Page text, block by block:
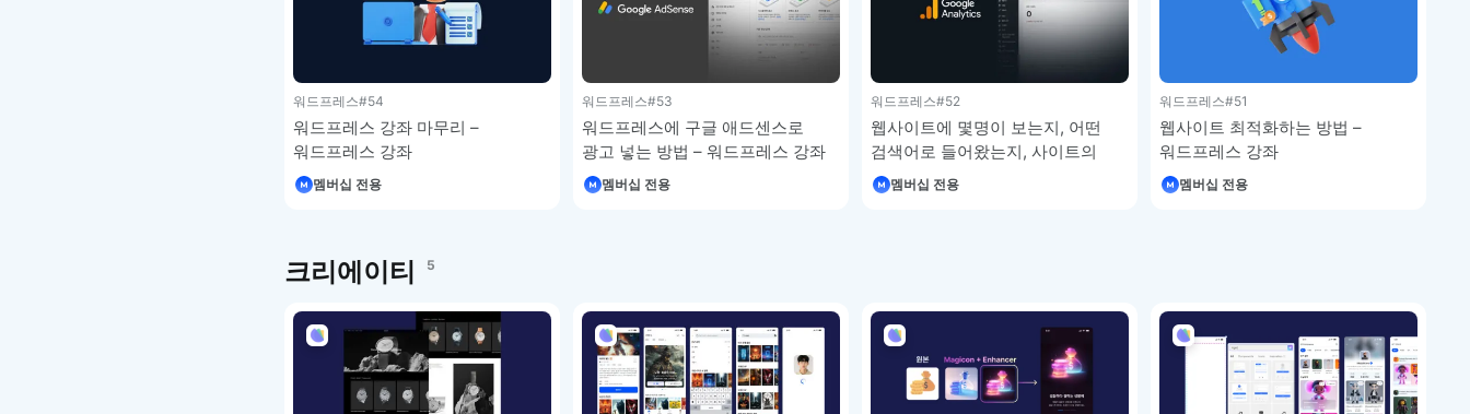
워드프레스#54
워드프레스 강좌 마무리 –
워드프레스 강좌
멤버십 전용
워드프레스#53
워드프레스에 구글 애드센스로
광고 넣는 방법 – 워드프레스 강좌
멤버십 전용
워드프레스#52
웹사이트에 몇명이 보는지, 어떤
검색어로 들어왔는지, 사이트의
속도는 어떤지 파악하는 방법 –
워드프레스 강좌
멤버십 전용
워드프레스#51
웹사이트 최적화하는 방법 –
워드프레스 강좌
멤버십 전용
크리에이티 5